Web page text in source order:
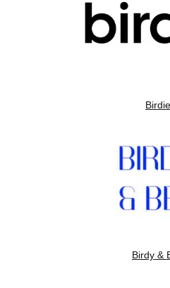
Birdie
Birdy &